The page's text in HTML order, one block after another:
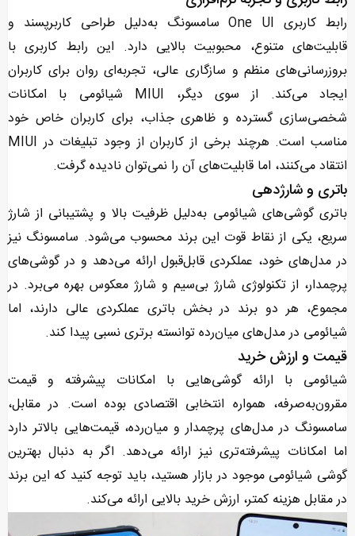
رابط کاربری One UI سامسونگ به‌دلیل طراحی کاربرپسند و
قابلیت‌های متنوع، محبوبیت بالایی دارد. این رابط کاربری با
بروزرسانی‌های منظم و سازگاری عالی، تجربه‌ای روان برای کاربران
ایجاد می‌کند. از سوی دیگر، MIUI شیائومی با امکانات
شخصی‌سازی گسترده و ظاهری جذاب، برای کاربران خاص خود
مناسب است. هرچند برخی از کاربران از وجود تبلیغات در MIUI
انتقاد می‌کنند، اما قابلیت‌های آن را نمی‌توان نادیده گرفت.
باتری و شارژدهی
باتری گوشی‌های شیائومی به‌دلیل ظرفیت بالا و پشتیبانی از شارژ
سریع، یکی از نقاط قوت این برند محسوب می‌شود. سامسونگ نیز
در مدل‌های خود، عملکردی قابل‌قبول ارائه می‌دهد و در گوشی‌های
پرچمدار، از تکنولوژی شارژ بی‌سیم و شارژ معکوس بهره می‌برد. در
مجموع، هر دو برند در بخش باتری عملکردی عالی دارند، اما
شیائومی در مدل‌های میان‌رده توانسته برتری نسبی پیدا کند.
قیمت و ارزش خرید
شیائومی با ارائه گوشی‌هایی با امکانات پیشرفته و قیمت
مقرون‌به‌صرفه، همواره انتخابی اقتصادی بوده است. در مقابل،
سامسونگ در مدل‌های پرچمدار و میان‌رده، قیمت‌هایی بالاتر دارد
اما امکانات پیشرفته‌تری نیز ارائه می‌دهد. اگر به دنبال بهترین
گوشی شیائومی موجود در بازار هستید، باید توجه کنید که این برند
در مقابل هزینه کمتر، ارزش خرید بالایی ارائه می‌کند.